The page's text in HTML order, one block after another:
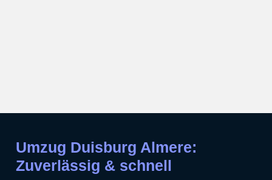
Umzug Duisburg Almere:
Zuverlässig & schnell